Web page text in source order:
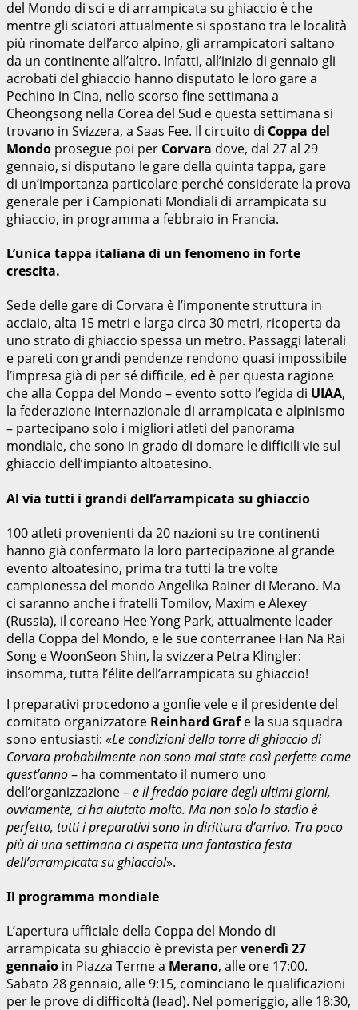
del Mondo di sci e di arrampicata su ghiaccio è che
mentre gli sciatori attualmente si spostano tra le località
più rinomate dell’arco alpino, gli arrampicatori saltano
da un continente all’altro. Infatti, all’inizio di gennaio gli
acrobati del ghiaccio hanno disputato le loro gare a
Pechino in Cina, nello scorso fine settimana a
Cheongsong nella Corea del Sud e questa settimana si
trovano in Svizzera, a Saas Fee. Il circuito di Coppa del
Mondo prosegue poi per Corvara dove, dal 27 al 29
gennaio, si disputano le gare della quinta tappa, gare
di un’importanza particolare perché considerate la prova
generale per i Campionati Mondiali di arrampicata su
ghiaccio, in programma a febbraio in Francia.
L’unica tappa italiana di un fenomeno in forte
crescita.
Sede delle gare di Corvara è l’imponente struttura in
acciaio, alta 15 metri e larga circa 30 metri, ricoperta da
uno strato di ghiaccio spessa un metro. Passaggi laterali
e pareti con grandi pendenze rendono quasi impossibile
l’impresa già di per sé difficile, ed è per questa ragione
che alla Coppa del Mondo – evento sotto l’egida di UIAA,
la federazione internazionale di arrampicata e alpinismo
– partecipano solo i migliori atleti del panorama
mondiale, che sono in grado di domare le difficili vie sul
ghiaccio dell’impianto altoatesino.
Al via tutti i grandi dell’arrampicata su ghiaccio
100 atleti provenienti da 20 nazioni su tre continenti
hanno già confermato la loro partecipazione al grande
evento altoatesino, prima tra tutti la tre volte
campionessa del mondo Angelika Rainer di Merano. Ma
ci saranno anche i fratelli Tomilov, Maxim e Alexey
(Russia), il coreano Hee Yong Park, attualmente leader
della Coppa del Mondo, e le sue conterranee Han Na Rai
Song e WoonSeon Shin, la svizzera Petra Klingler:
insomma, tutta l’élite dell’arrampicata su ghiaccio!
I preparativi procedono a gonfie vele e il presidente del
comitato organizzatore Reinhard Grafe la sua squadra
sono entusiasti: «Le condizioni della torre di ghiaccio di
Corvara probabilmente non sono mai state così perfette come
quest’anno– ha commentato il numero uno
dell’organizzazione –e il freddo polare degli ultimi giorni,
ovviamente, ci ha aiutato molto. Ma non solo lo stadio è
perfetto, tutti i preparativi sono in dirittura d’arrivo. Tra poco
più di una settimana ci aspetta una fantastica festa
dell’arrampicata su ghiaccio!».
Il programma mondiale
L’apertura ufficiale della Coppa del Mondo di
arrampicata su ghiaccio è prevista pervenerdì 27
gennaio in Piazza Terme a Merano, alle ore 17:00.
Sabato 28 gennaio, alle 9:15, cominciano le qualificazioni
per le prove di difficoltà (lead). Nel pomeriggio, alle 18:30,